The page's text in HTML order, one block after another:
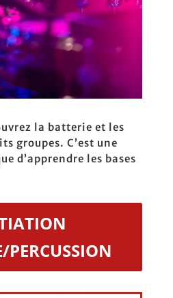
la batterie et les
groupes. C’est une
d’apprendre les bases
PERCUSSION